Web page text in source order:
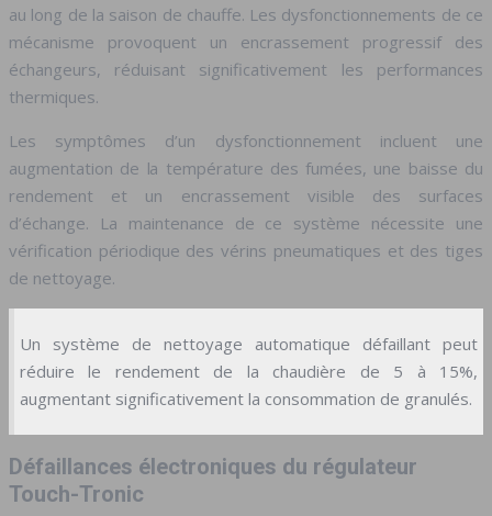
au long de la saison de chauffe. Les dysfonctionnements de ce
mécanisme provoquent un encrassement progressif des
échangeurs, réduisant significativement les performances
thermiques.
Les symptômes d’un dysfonctionnement incluent une
augmentation de la température des fumées, une baisse du
rendement et un encrassement visible des surfaces
d’échange. La maintenance de ce système nécessite une
vérification périodique des vérins pneumatiques et des tiges
de nettoyage.
Un système de nettoyage automatique défaillant peut
réduire le rendement de la chaudière de 5 à 15%,
augmentant significativement la consommation de granulés.
Défaillances électroniques du régulateur
Touch-Tronic